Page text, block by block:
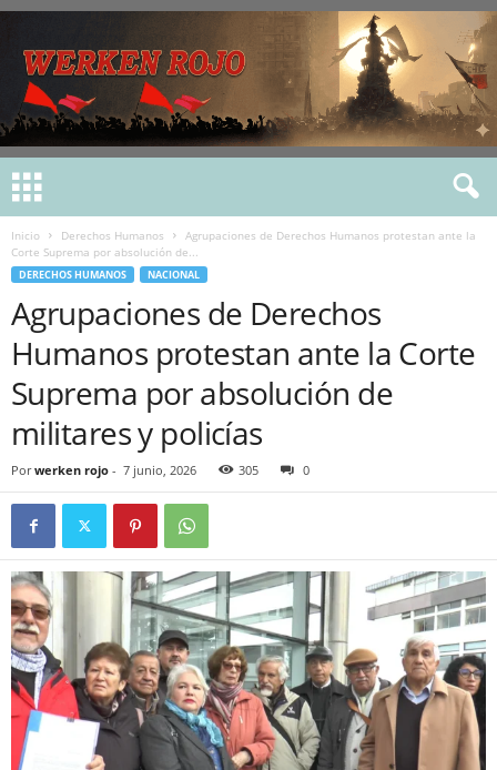
Inicio Derechos Humanos
Agrupaciones de Derechos Humanos protestan ante la
Corte Suprema por absolución de...
DERECHOS HUMANOS NACIONAL
Agrupaciones de Derechos
Humanos protestan ante la Corte
Suprema por absolución de
militares y policías
Por werken rojo - 7 junio, 2026 305 0